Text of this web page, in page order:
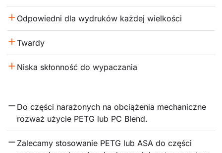
Odpowiedni dla wydruków każdej wielkości
Twardy
Niska skłonność do wypaczania
Do części narażonych na obciążenia mechaniczne
rozważ użycie PETG lub PC Blend.
Zalecamy stosowanie PETG lub ASA do części